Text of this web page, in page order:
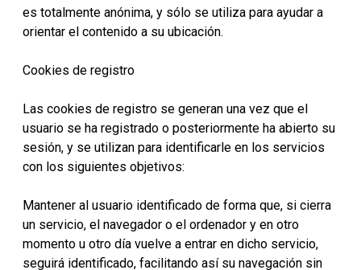
es totalmente anónima, y sólo se utiliza para ayudar a
orientar el contenido a su ubicación.
Cookies de registro
Las cookies de registro se generan una vez que el
usuario se ha registrado o posteriormente ha abierto su
sesión, y se utilizan para identificarle en los servicios
con los siguientes objetivos:
Mantener al usuario identificado de forma que, si cierra
un servicio, el navegador o el ordenador y en otro
momento u otro día vuelve a entrar en dicho servicio,
seguirá identificado, facilitando así su navegación sin